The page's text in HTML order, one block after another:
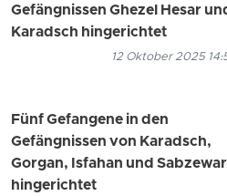
Gefängnissen Ghezel Hesar
Karadsch hingerichtet
12 Oktober 2025
Fünf Gefangene in den
Gefängnissen von Karadsch,
Gorgan, Isfahan und Sabzewar
hingerichtet